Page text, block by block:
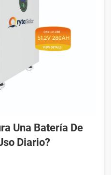
Una Batería De
Diario?